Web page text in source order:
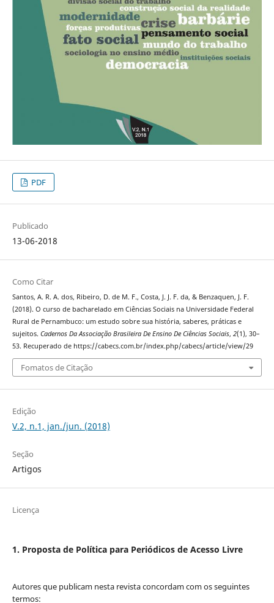
PDF
Publicado
13-06-2018
Como Citar
Santos, A. R. A. dos, Ribeiro, D. de M. F., Costa, J. J. F. da, & Benzaquen, J. F.
(2018). O curso de bacharelado em Ciências Sociais na Universidade Federal
Rural de Pernambuco: um estudo sobre sua história, saberes, práticas e
sujeitos. Cadernos Da Associação Brasileira De Ensino De Ciências Sociais, 2(1), 30–
53. Recuperado de https://cabecs.com.br/index.php/cabecs/article/view/29
Fomatos de Citação
Edição
V.2, n.1, jan./jun. (2018)
Seção
Artigos
Licença
1. Proposta de Política para Periódicos de Acesso Livre
Autores que publicam nesta revista concordam com os seguintes
termos: